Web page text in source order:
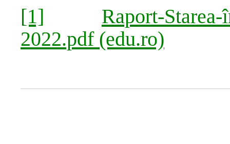
[1]
Raport-
2022.pdf (edu.ro)